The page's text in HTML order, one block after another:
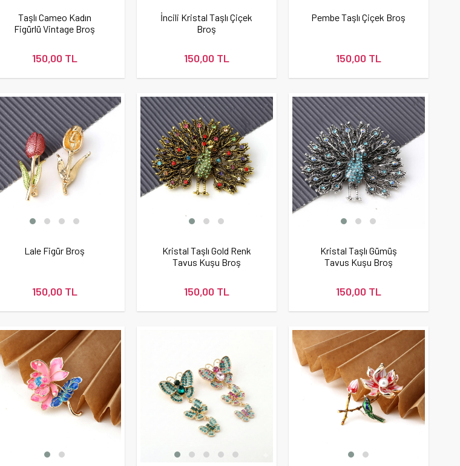
Taşlı Cameo Kadın
Figürlü Vintage Broş
150,00 TL
İncili Kristal Taşlı Çiçek
Broş
150,00 TL
Pembe Taşlı Çiçek Broş
150,00 TL
Lale Figür Broş
150,00 TL
Kristal Taşlı Gold Renk
Tavus Kuşu Broş
150,00 TL
Kristal Taşlı Gümüş
Tavus Kuşu Broş
150,00 TL